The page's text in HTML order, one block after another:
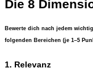
Die 8
Bewerte dich nach jedem
folgenden Bereichen (je 1–5
1. Relevanz